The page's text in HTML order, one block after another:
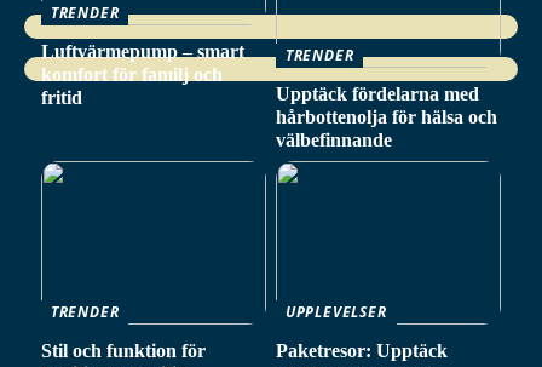
TRENDER
Luftvärmepump – smart
komfort för familj och
fritid
TRENDER
Upptäck fördelarna med
hårbottenolja för hälsa och
välbefinnande
TRENDER
Stil och funktion för
UPPLEVELSER
Paketresor: Upptäck